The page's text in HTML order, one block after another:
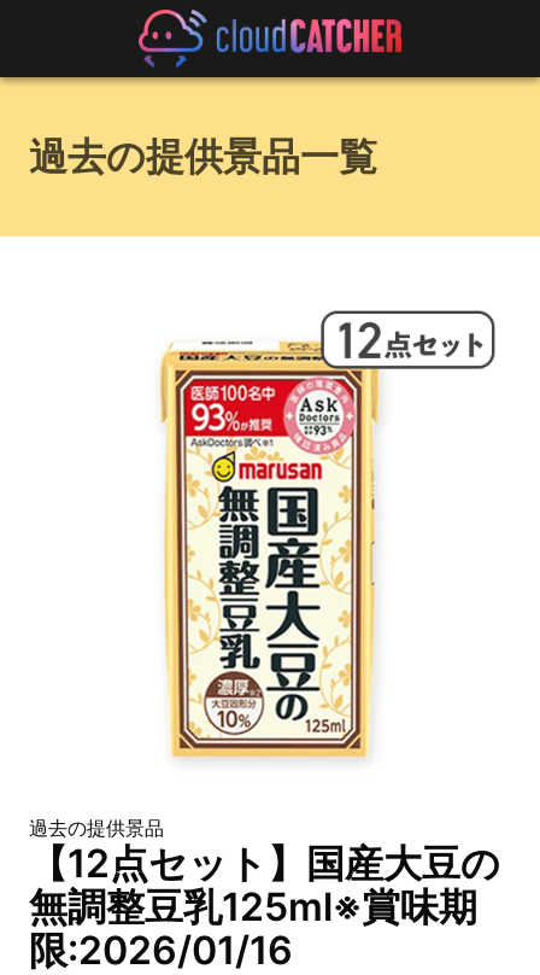
過去の提供景品一覧
過去の提供景品
【12点セット】国産大豆の
無調整豆乳125ml※賞味期
限:2026/01/16